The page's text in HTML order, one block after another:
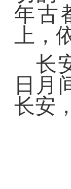
年古
上，
长
日月
长安